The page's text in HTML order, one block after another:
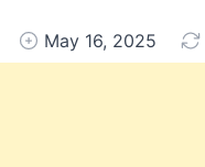
May 16, 2025